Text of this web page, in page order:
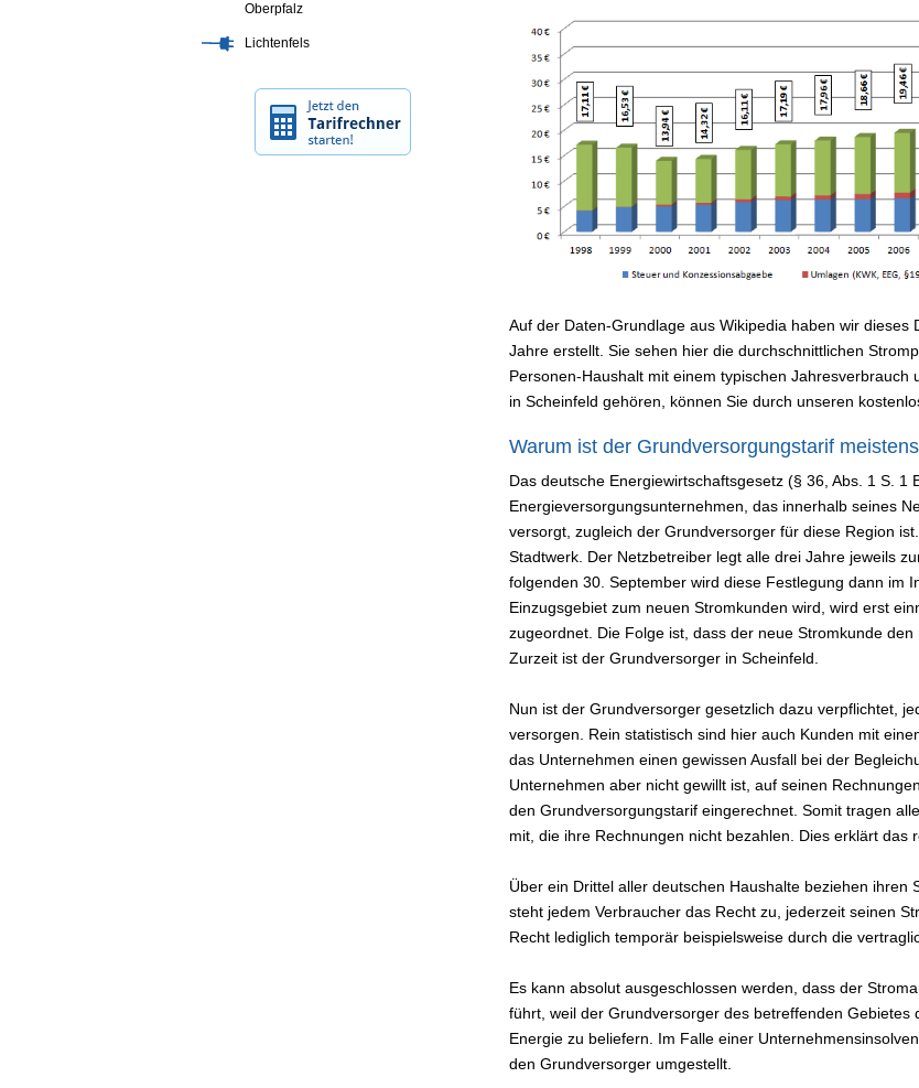
Auf der Daten-Grundlage aus Wikipedia haben wir
Jahre erstellt. Sie sehen hier die durchschnittlichen
Personen-Haushalt mit einem typischen
in Scheinfeld gehören, können Sie durch unseren
Warum ist der Grundversorgungstarif
Das deutsche Energiewirtschaftsgesetz (§ 36, Abs. 1 S. 1
Energieversorgungsunternehmen, das innerhalb seines
versorgt, zugleich der Grundversorger für diese Region
Stadtwerk. Der Netzbetreiber legt alle drei Jahre jeweils
folgenden 30. September wird diese Festlegung dann im
Einzugsgebiet zum neuen Stromkunden wird, wird erst
zugeordnet. Die Folge ist, dass der neue Stromkunde
Zurzeit ist der Grundversorger in Scheinfeld.
Nun ist der Grundversorger gesetzlich dazu verpflichtet,
versorgen. Rein statistisch sind hier auch Kunden mit
das Unternehmen einen gewissen Ausfall bei der
Unternehmen aber nicht gewillt ist, auf seinen
den Grundversorgungstarif eingerechnet. Somit tragen
mit, die ihre Rechnungen nicht bezahlen. Dies erklärt das
Über ein Drittel aller deutschen Haushalte beziehen
steht jedem Verbraucher das Recht zu, jederzeit seinen
Recht lediglich temporär beispielsweise durch die
Es kann absolut ausgeschlossen werden, dass der
führt, weil der Grundversorger des betreffenden
Energie zu beliefern. Im Falle einer
den Grundversorger umgestellt.
Oberpfalz
Lichtenfels